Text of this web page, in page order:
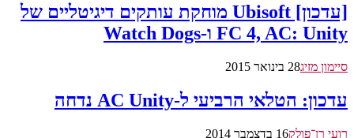
[עדכון] Ubisoft מוחקת עותקים דיגיטליים של
FC 4, AC: Unity ו-Watch Dogs
סיימון מזיג28 בינואר 2015
עדכון: הטלאי הרביעי ל-AC Unity נדחה
רועי רן־פולק16 בדצמבר 2014